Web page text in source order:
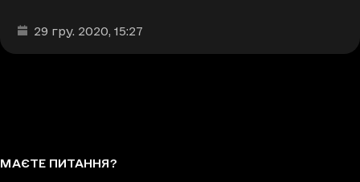
Дата та час публікації
29 гру. 2020, 15:27
МАЄТЕ ПИТАННЯ?